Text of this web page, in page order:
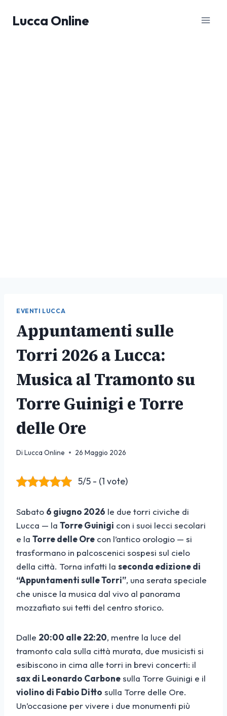
Lucca Online
EVENTI LUCCA
Appuntamenti sulle
Torri 2026 a Lucca:
Musica al Tramonto su
Torre Guinigi e Torre
delle Ore
Di Lucca Online 26 Maggio 2026
5/5 - (1 vote)
Sabato 6 giugno 2026 le due torri civiche di
Lucca — la Torre Guinigi con i suoi lecci secolari
e la Torre delle Ore con l’antico orologio — si
trasformano in palcoscenici sospesi sul cielo
della città. Torna infatti la seconda edizione di
“Appuntamenti sulle Torri”, una serata speciale
che unisce la musica dal vivo al panorama
mozzafiato sui tetti del centro storico.
Dalle 20:00 alle 22:20, mentre la luce del
tramonto cala sulla città murata, due musicisti si
esibiscono in cima alle torri in brevi concerti: il
sax di Leonardo Carbonesulla Torre Guinigi e il
violino di Fabio Ditto sulla Torre delle Ore.
Un’occasione per vivere i due monumenti più